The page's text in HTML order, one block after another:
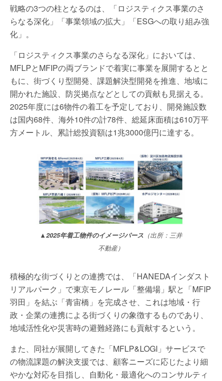
戦略の3つの柱となるのは、「ロジスティクス事業のさ
らなる深化」「事業領域の拡大」「ESGへの取り組み強
化」。
「ロジスティクス事業のさらなる深化」においては、
MFLPとMFIPの両ブランドで着実に事業を展開するとと
もに、街づくり型開発、課題解決型開発を推進、地域に
開かれた施設、防災拠点などとしての貢献も見据える。
2025年度には6物件の着工を予定しており、開発施設数
は国内68件、海外10件の計78件、総延床面積は610万平
方メートル、累計総投資額は1兆3000億円に達する。
▲2025年着工物件のイメージパース （出所：三井
不動産）
積極的な街づくりとの連携では、「HANEDAインダスト
リアルパーク」で東京モノレール「整備場」駅と「MFIP
羽田」を結ぶ「青宙橋」を完成させ、これは地域・行
政・企業の連携による街づくりの象徴するものであり、
地域活性化や災害時の避難経路にも貢献するという。
また、同社が展開してきた「MFLP&LOGI」サービスで
の物流課題の解決支援では、顧客ニーズに応じたより細
やかな対応を目指し、自動化・最適化へのコンサルティ